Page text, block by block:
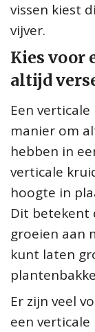
vissen kiest
vijver.
Kies voor
altijd
Een
manier om
hebben in
verticale
hoogte in
Dit betekent
groeien aan
kunt laten
Er zijn veel
een